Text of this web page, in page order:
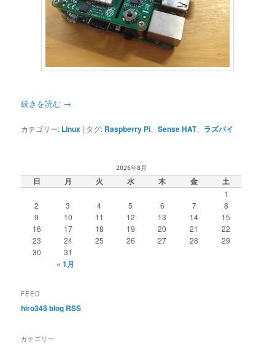
続きを読む →
カテゴリー: Linux | タグ: Raspberry Pi 、Sense HAT、 ラズパイ
2026年8月
日 月 火 水 木 金 土
1
2
3 4 5 6 7
8
9
10 11 12 13 14
15
16
17 18 19 20 21
22
23
24 25 26 27 28
29
30
31
« 1月
FEED
hiro345 blog RSS
カテゴリー